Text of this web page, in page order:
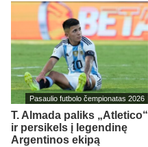
Pasaulio futbolo čempionatas 2026
T. Almada paliks „Atletico“
ir persikels į legendinę
Argentinos ekipą